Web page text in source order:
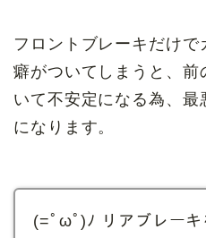
フロントブレーキだけ
癖がついてしまうと、
いて不安定になる為、最
になります。
(=ﾟωﾟ)ﾉ リアブレーキ